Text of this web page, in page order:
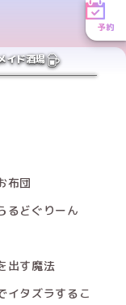
予約
イド酒場 NEXT
布団
るどぐりーん
出す魔法
イタズラするこ